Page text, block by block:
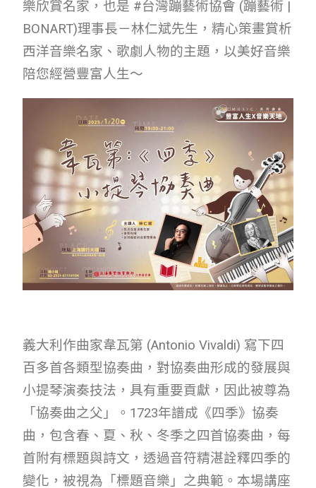
樂欣賞名家，也是 #台灣蹦藝術協會 (蹦藝術 |
BONART)理事長－林仁斌先生，精心策畫賞析
西洋音樂名家、歌劇人物的主題，以美好音樂
陪您經營豐富人生～
義大利作曲家韋瓦第 (Antonio Vivaldi) 寫下四
百多首各類型協奏曲，對協奏曲形成的發展與
小提琴演奏技法，具有重要貢獻，因此被尊為
「協奏曲之父」。1723年譜成《四季》協奏
曲，包含春、夏、秋、冬季之四首協奏曲，每
首附有標題與詩文，透過音符精湛詮釋四季的
變化，被視為「標題音樂」之典範。本場講座